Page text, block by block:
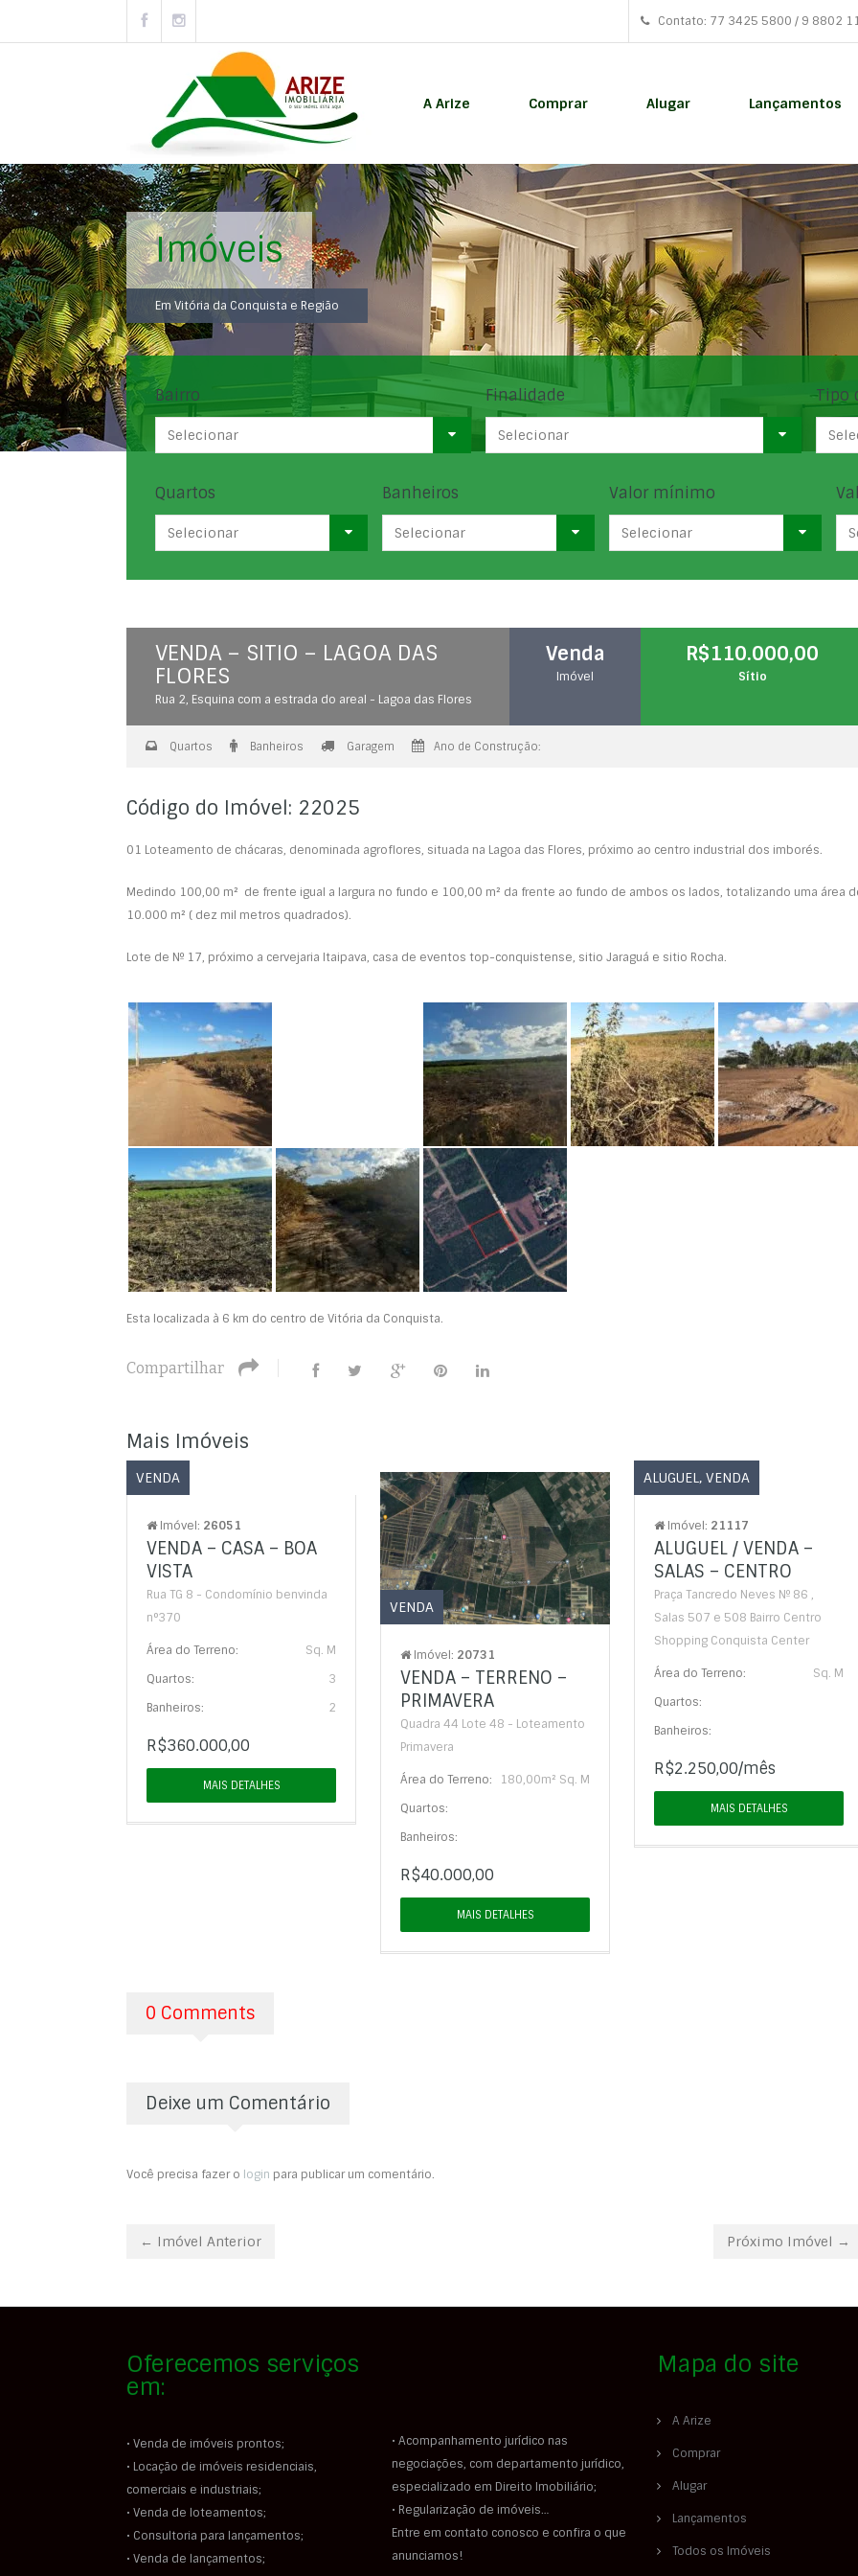
Contato: 77 3425 5800 / 9 8802
A Arize Comprar Alugar Lançamentos
Imóveis
Em Vitória da Conquista e Região
Bairro
Selecionar
Finalidade
Selecionar
Tipo
Quartos
Selecionar
Banheiros
Selecionar
Valor mínimo
Selecionar
VENDA – SITIO – LAGOA DAS
FLORES
Rua 2, Esquina com a estrada do areal - Lagoa das Flores
Venda
Imóvel
R$110.000,00
Sítio
Quartos Banheiros Garagem Ano de Construção:
Código do Imóvel: 22025
01 Loteamento de chácaras, denominada agroflores, situada na Lagoa das Flores, próximo ao centro industrial dos imborés.
Medindo 100,00 m² de frente igual a largura no fundo e 100,00 m² da frente ao fundo de ambos os lados, totalizando uma área
10.000 m² ( dez mil metros quadrados).
Lote de Nº 17, próximo a cervejaria Itaipava, casa de eventos top-conquistense, sitio Jaraguá e sitio Rocha.
Esta localizada à 6 km do centro de Vitória da Conquista.
Compartilhar
Mais Imóveis
VENDA
Imóvel: 26051
VENDA – CASA – BOA
VISTA
Rua TG 8 - Condomínio benvinda
n°370
Área do Terreno:
Sq. M
Quartos:
3
Banheiros:
2
R$360.000,00
MAIS DETALHES
VENDA
Imóvel: 20731
VENDA – TERRENO –
PRIMAVERA
Quadra 44 Lote 48 - Loteamento
Primavera
Área do Terreno:
180,00m² Sq. M
Quartos:
Banheiros:
R$40.000,00
MAIS DETALHES
ALUGUEL, VENDA
Imóvel: 21117
ALUGUEL / VENDA –
SALAS – CENTRO
Praça Tancredo Neves Nº 86 ,
Salas 507 e 508 Bairro Centro
Shopping Conquista Center
Área do Terreno:
Sq. M
Quartos:
Banheiros:
R$2.250,00/mês
MAIS DETALHES
0 Comments
Deixe um Comentário
Você precisa fazer o login para publicar um comentário.
← Imóvel Anterior Próximo Imóvel →
Oferecemos serviços
em:
• Venda de imóveis prontos;
• Locação de imóveis residenciais,
comerciais e industriais;
• Venda de loteamentos;
• Consultoria para lançamentos;
• Venda de lançamentos;
• Acompanhamento jurídico nas
negociações, com departamento jurídico,
especializado em Direito Imobiliário;
• Regularização de imóveis…
Entre em contato conosco e confira o que
anunciamos!
Mapa do site
A Arize
Comprar
Alugar
Lançamentos
Todos os Imóveis